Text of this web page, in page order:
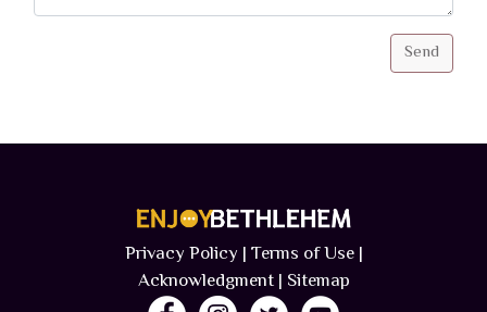
Send
Privacy Policy | Terms of Use​ |
Acknowledgment| Sitemap​